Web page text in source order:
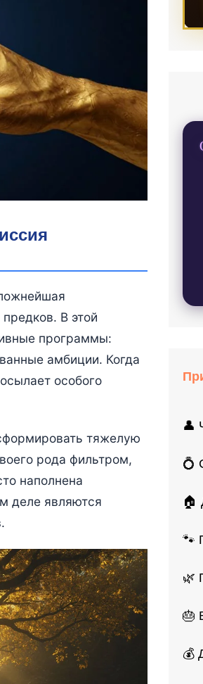
В этой
программы:
амбиции. Когда
особого
тяжелую
рода фильтром,
наполнена
деле являются
👤
💍
🏠
🐾
🌿
🎂
💰